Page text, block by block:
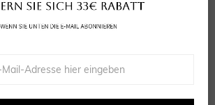
PER E-MAIL ODER TELEFON AN
Angebote – 33 € Rabatt auf Ihre erste